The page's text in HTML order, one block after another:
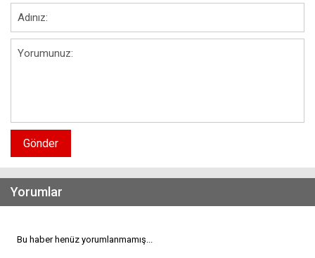
Gönder
Yorumlar
Bu haber henüz yorumlanmamış...